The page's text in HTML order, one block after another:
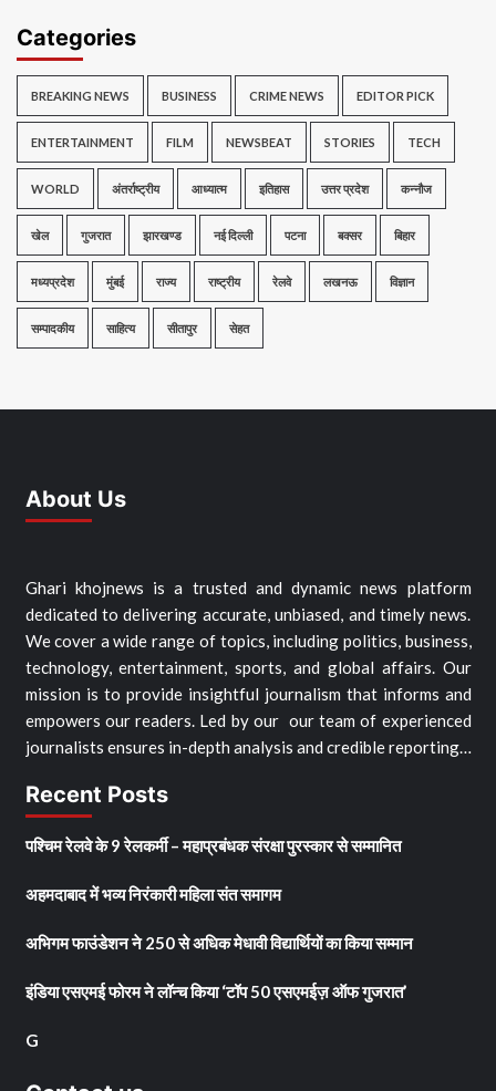
Categories
BREAKING NEWS BUSINESS CRIME NEWS EDITOR PICK
ENTERTAINMENT FILM NEWSBEAT STORIES TECH
WORLD अंतर्राष्ट्रीय आध्यात्म इतिहास उत्तर प्रदेश कन्नौज
खेल गुजरात झारखण्ड नई दिल्ली पटना बक्सर बिहार
मध्यप्रदेश मुंबई राज्य राष्ट्रीय रेलवे लखनऊ विज्ञान
सम्पादकीय साहित्य सीतापुर सेहत
About Us
Ghari khojnews is a trusted and dynamic news platform
dedicated to delivering accurate, unbiased, and timely news.
We cover a wide range of topics, including politics, business,
technology, entertainment, sports, and global affairs. Our
mission is to provide insightful journalism that informs and
empowers our readers. Led by our our team of experienced
journalists ensures in-depth analysis and credible reporting…
Recent Posts
पश्चिम रेलवे के 9 रेलकर्मी – महाप्रबंधक संरक्षा पुरस्कार से सम्मानित
अहमदाबाद में भव्य निरंकारी महिला संत समागम
अभिगम फाउंडेशन ने 250 से अधिक मेधावी विद्यार्थियों का किया सम्मान
इंडिया एसएमई फोरम ने लॉन्च किया ‘टॉप 50 एसएमईज़ ऑफ गुजरात’
G